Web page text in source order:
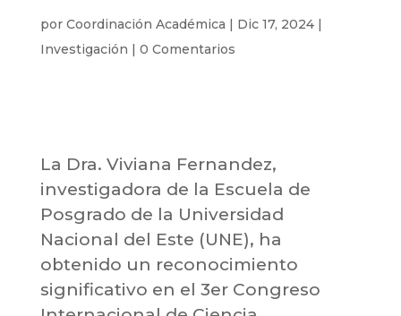
por Coordinación Académica | Dic 17, 2024|
Investigación | 0 Comentarios
La Dra. Viviana Fernandez,
investigadora de la Escuela de
Posgrado de la Universidad
Nacional del Este (UNE), ha
obtenido un reconocimiento
significativo en el 3er Congreso